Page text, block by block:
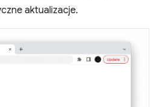
aktualizacje.